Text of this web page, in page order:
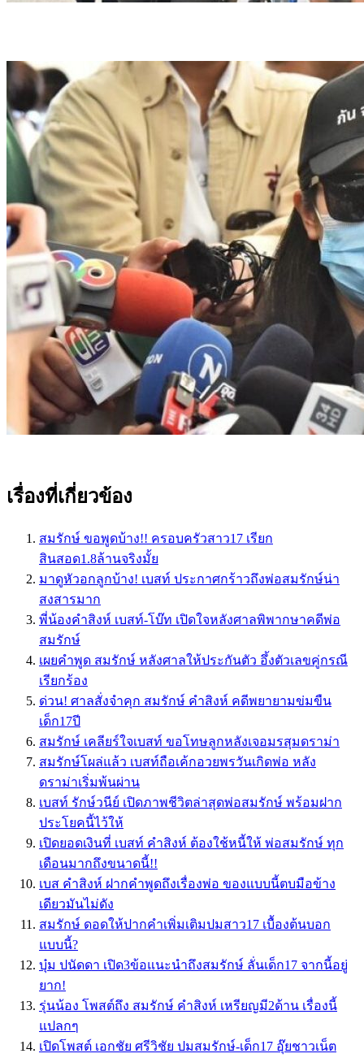
เรื่องที่เกี่ยวข้อง
สมรักษ์ ขอพูดบ้าง!! ครอบครัวสาว17 เรียก
สินสอด1.8ล้านจริงมั้ย
มาดูหัวอกลูกบ้าง! เบสท์ ประกาศกร้าวถึงพ่อสมรักษ์น่า
สงสารมาก
พี่น้องคำสิงห์ เบสท์-โบ๊ท เปิดใจหลังศาลพิพากษาคดีพ่อ
สมรักษ์
เผยคำพูด สมรักษ์ หลังศาลให้ประกันตัว อึ้งตัวเลขคู่กรณี
เรียกร้อง
ด่วน! ศาลสั่งจำคุก สมรักษ์ คำสิงห์ คดีพยายามข่มขืน
เด็ก17ปี
สมรักษ์ เคลียร์ใจเบสท์ ขอโทษลูกหลังเจอมรสุมดราม่า
สมรักษ์โผล่แล้ว เบสท์ถือเค้กอวยพรวันเกิดพ่อ หลัง
ดราม่าเริ่มพ้นผ่าน
เบสท์ รักษ์วนีย์ เปิดภาพชีวิตล่าสุดพ่อสมรักษ์ พร้อมฝาก
ประโยคนี้ไว้ให้
เปิดยอดเงินที่ เบสท์ คำสิงห์ ต้องใช้หนี้ให้ พ่อสมรักษ์ ทุก
เดือนมากถึงขนาดนี้!!
เบส คําสิงห์ ฝากคำพูดถึงเรื่องพ่อ ของแบบนี้ตบมือข้าง
เดียวมันไม่ดัง
สมรักษ์ ดอดให้ปากคำเพิ่มเติมปมสาว17 เบื้องต้นบอก
แบบนี้?
บุ๋ม ปนัดดา เปิด3ข้อแนะนำถึงสมรักษ์ ลั่นเด็ก17 จากนี้อยู่
ยาก!
รุ่นน้อง โพสต์ถึง สมรักษ์ คำสิงห์ เหรียญมี2ด้าน เรื่องนี้
แปลกๆ
เปิดโพสต์ เอกชัย ศรีวิชัย ปมสมรักษ์-เด็ก17 อุ๊ยชาวเน็ต